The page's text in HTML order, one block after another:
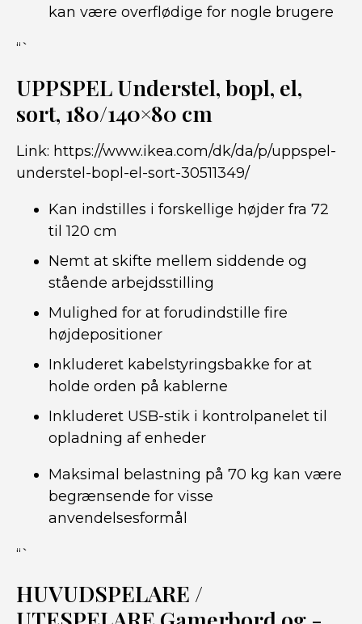
kan være overflødige for nogle brugere
“`
UPPSPEL Understel, bopl, el,
sort, 180/140×80 cm
Link: https://www.ikea.com/dk/da/p/uppspel-
understel-bopl-el-sort-30511349/
Kan indstilles i forskellige højder fra 72
til 120 cm
Nemt at skifte mellem siddende og
stående arbejdsstilling
Mulighed for at forudindstille fire
højdepositioner
Inkluderet kabelstyringsbakke for at
holde orden på kablerne
Inkluderet USB-stik i kontrolpanelet til
opladning af enheder
Maksimal belastning på 70 kg kan være
begrænsende for visse
anvendelsesformål
“`
HUVUDSPELARE /